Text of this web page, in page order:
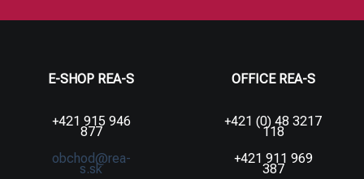
E-SHOP REA-S
+421 915 946
877
obchod@rea-
s.sk
OFFICE REA-S
+421 (0) 48 3217
118
+421 911 969
387